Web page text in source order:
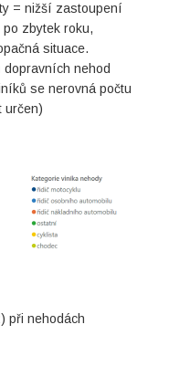
= nižší zastoupení
zbytek roku,
situace.
nehod
se nerovná počtu
určen)
při nehodách